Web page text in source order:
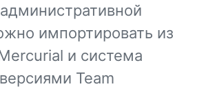
импортировать из
и система
Team